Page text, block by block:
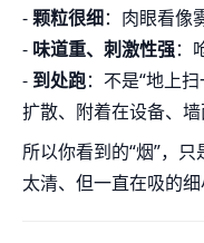
-颗粒很细：肉眼看像
- 味道重、刺激性强：
- 到处跑：不是“地上
扩散、附着在设备、墙
所以你看到的“烟”，
太清、但一直在吸的细